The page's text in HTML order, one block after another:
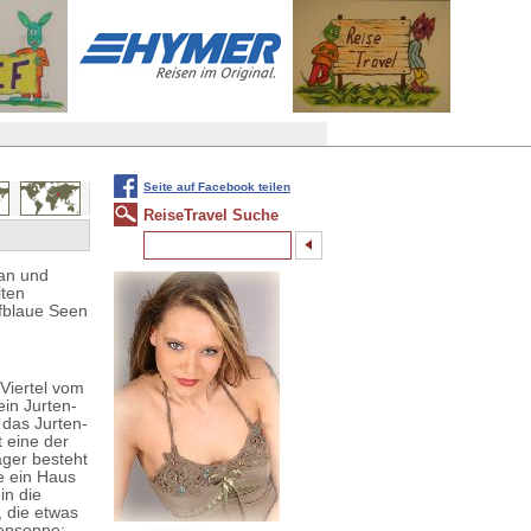
und
Seen
vom
Jurten-
Jurten-
eine der
besteht
ein Haus
die
die etwas
Seite auf Facebook teilen
ReiseTravel Suche